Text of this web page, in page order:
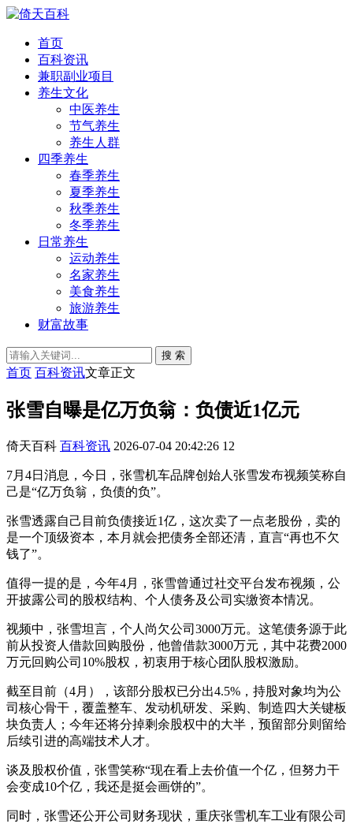
首页
百科资讯
兼职副业项目
养生文化
中医养生
节气养生
养生人群
四季养生
春季养生
夏季养生
秋季养生
冬季养生
日常养生
运动养生
名家养生
美食养生
旅游养生
财富故事
搜 索
首页 百科资讯文章正文
张雪自曝是亿万负翁：负债近1亿元
倚天百科 百科资讯 2026-07-04 20:42:26 12
7月4日消息，今日，张雪机车品牌创始人张雪发布视频笑称自
己是“亿万负翁，负债的负”。
张雪透露自己目前负债接近1亿，这次卖了一点老股份，卖的
是一个顶级资本，本月就会把债务全部还清，直言“再也不欠
钱了”。
值得一提的是，今年4月，张雪曾通过社交平台发布视频，公
开披露公司的股权结构、个人债务及公司实缴资本情况。
视频中，张雪坦言，个人尚欠公司3000万元。这笔债务源于此
前从投资人借款回购股份，他曾借款3000万元，其中花费2000
万元回购公司10%股权，初衷用于核心团队股权激励。
截至目前（4月），该部分股权已分出4.5%，持股对象均为公
司核心骨干，覆盖整车、发动机研发、采购、制造四大关键板
块负责人；今年还将分掉剩余股权中的大半，预留部分则留给
后续引进的高端技术人才。
谈及股权价值，张雪笑称“现在看上去价值一个亿，但努力干
会变成10个亿，我还是挺会画饼的”。
同时，张雪还公开公司财务现状，重庆张雪机车工业有限公司